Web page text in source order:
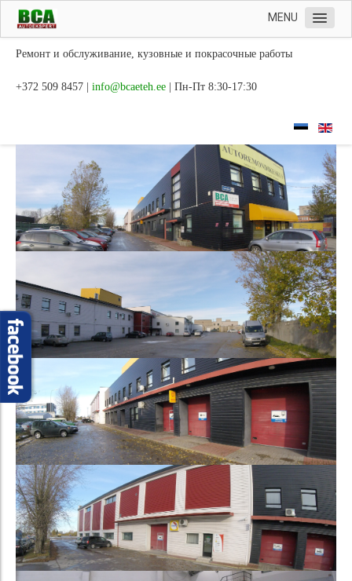
MENU
Главная
Удаление вмятин
Контакт
Ремонт и обслуживание, кузовные и покрасочные работы
+372 509 8457 | | Пн-Пт 8:30-17:30